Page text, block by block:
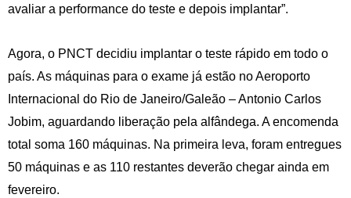
avaliar a performance do teste e depois implantar”.
Agora, o PNCT decidiu implantar o teste rápido em todo o
país. As máquinas para o exame já estão no Aeroporto
Internacional do Rio de Janeiro/Galeão – Antonio Carlos
Jobim, aguardando liberação pela alfândega. A encomenda
total soma 160 máquinas. Na primeira leva, foram entregues
50 máquinas e as 110 restantes deverão chegar ainda em
fevereiro.